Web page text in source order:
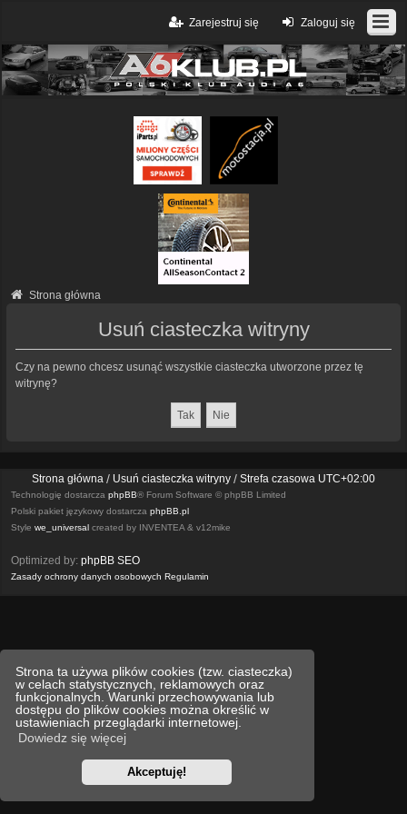
Strona ta używa plików cookies (tzw. ciasteczka)
w celach statystycznych, reklamowych oraz
funkcjonalnych. Warunki przechowywania lub
dostępu do plików cookies można określić w
ustawieniach przeglądarki internetowej.
Dowiedz się więcej
Akceptuję!
Zaloguj się
Zarejestruj się
Strona główna
Usuń ciasteczka witryny
Czy na pewno chcesz usunąć wszystkie ciasteczka utworzone przez tę
witrynę?
Strona główna Usuń ciasteczka witryny Strefa czasowa UTC+02:00
Technologię dostarcza phpBB® Forum Software © phpBB Limited
Polski pakiet językowy dostarcza phpBB.pl
Style we_universal created by INVENTEA & v12mike
Optimized by: phpBB SEO
Zasady ochrony danych osobowych Regulamin